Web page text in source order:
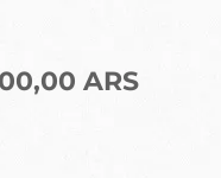
ARSPrecio